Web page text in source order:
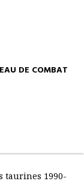
DE COMBAT